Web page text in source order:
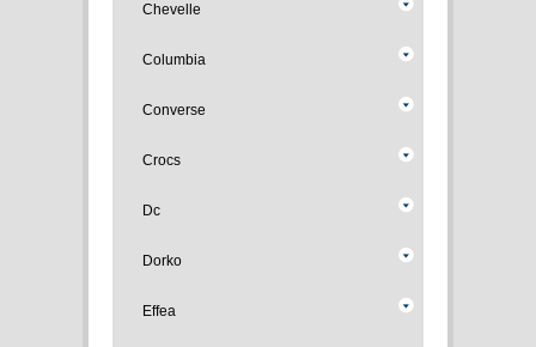
Chevelle
Columbia
Converse
Crocs
Dc
Dorko
Effea